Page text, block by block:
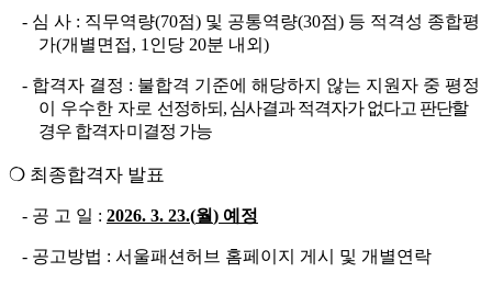
- 심 사 : 직무역량(70점) 및 공통역량(30점) 등 적격성 종합평
가(개별면접, 1 인당 20분 내외 )
- 합격자 결정 : 불합격 기준에 해당하지 않는 지원자 중 평정
이 우수한 자로 선정하되 , 심사결과 적격자가 없다고 판단할
경우 합격자 미결정 가능
❍ 최종합격자 발표
- 공 고 일 : 2026. 3. 23.(월) 예정
- 공고방법 : 서울패션허브 홈페이지 게시 및 개별연락